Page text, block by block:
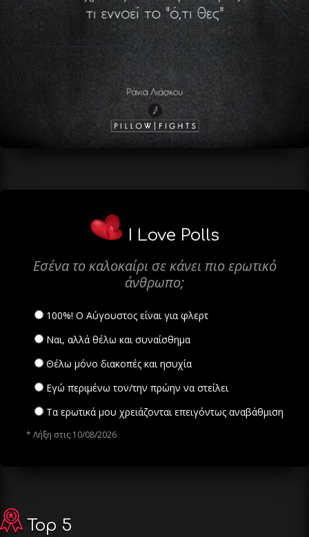
I Love Polls
Εσένα το καλοκαίρι σε κάνει πιο ερωτικό
άνθρωπο;
100%! Ο Αύγουστος είναι για φλερτ
Ναι, αλλά θέλω και συναίσθημα
Θέλω μόνο διακοπές και ησυχία
Εγώ περιμένω τον/την πρώην να στείλει
Τα ερωτικά μου χρειάζονται επειγόντως αναβάθμιση
* Λήξη στις 10/08/2026
Top 5